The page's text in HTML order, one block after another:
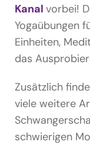
Kanal vorbei!
Yogaübungen
Einheiten,
das
Zusätzlich
viele weitere
schwierigen